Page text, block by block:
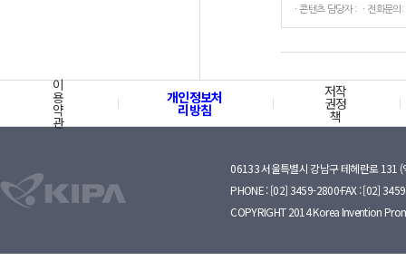
ㆍ콘텐츠 담당자 : ㆍ전화문의:
이
용
약
관
개인정보처
리방침
저작
권정
책
06133 서울특별시 강남구 테헤란로 131 (
PHONE : [02] 3459-2800·FAX : [02]
COPYRIGHT 2014 Korea Invention